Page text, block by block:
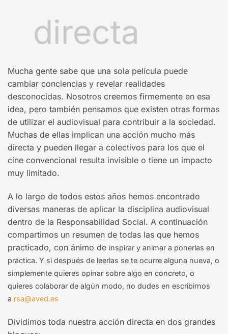
directa
Mucha gente sabe que una sola película puede
cambiar conciencias y revelar realidades
desconocidas. Nosotros creemos firmemente en esa
idea, pero también pensamos que existen otras formas
de utilizar el audiovisual para contribuir a la sociedad.
Muchas de ellas implican una acción mucho más
directa y pueden llegar a colectivos para los que el
cine convencional resulta invisible o tiene un impacto
muy limitado.
A lo largo de todos estos años hemos encontrado
diversas maneras de aplicar la disciplina audiovisual
dentro de la Responsabilidad Social. A continuación
compartimos un resumen de todas las que hemos
practicado, con ánimo de inspirar y animar a ponerlas en
práctica. Y si después de leerlas se te ocurre alguna nueva, o
simplemente quieres opinar sobre algo en concreto, o
quieres colaborar de algún modo, no dudes en escribirnos
a rsa@aved.es
Dividimos toda nuestra acción directa en dos grandes